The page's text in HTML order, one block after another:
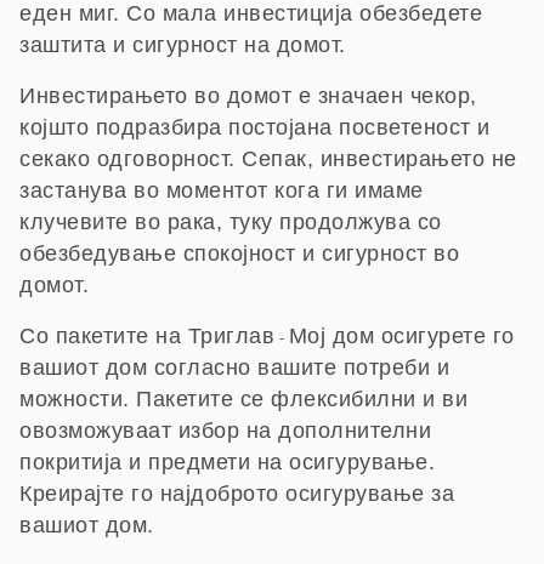
еден миг. Со мала инвестиција обезбедете
заштита и сигурност на домот.
Инвестирањето во домот е значаен чекор,
којшто подразбира постојана посветеност и
секако одговорност. Сепак, инвестирањето не
застанува во моментот кога ги имаме
клучевите во рака, туку продолжува со
обезбедување спокојност и сигурност во
домот.
Со пакетите на Триглав - Мој дом осигурете го
вашиот дом согласно вашите потреби и
можности. Пакетите се флексибилни и ви
овозможуваат избор на дополнителни
покритија и предмети на осигурување.
Креирајте го најдоброто осигурување за
вашиот дом.